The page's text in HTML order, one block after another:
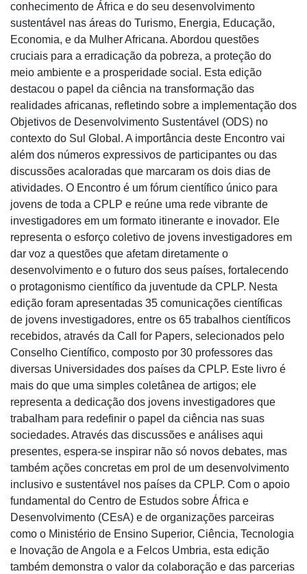
conhecimento de África e do seu desenvolvimento
sustentável nas áreas do Turismo, Energia, Educação,
Economia, e da Mulher Africana. Abordou questões
cruciais para a erradicação da pobreza, a proteção do
meio ambiente e a prosperidade social. Esta edição
destacou o papel da ciência na transformação das
realidades africanas, refletindo sobre a implementação dos
Objetivos de Desenvolvimento Sustentável (ODS) no
contexto do Sul Global. A importância deste Encontro vai
além dos números expressivos de participantes ou das
discussões acaloradas que marcaram os dois dias de
atividades. O Encontro é um fórum científico único para
jovens de toda a CPLP e reúne uma rede vibrante de
investigadores em um formato itinerante e inovador. Ele
representa o esforço coletivo de jovens investigadores em
dar voz a questões que afetam diretamente o
desenvolvimento e o futuro dos seus países, fortalecendo
o protagonismo científico da juventude da CPLP. Nesta
edição foram apresentadas 35 comunicações científicas
de jovens investigadores, entre os 65 trabalhos científicos
recebidos, através da Call for Papers, selecionados pelo
Conselho Científico, composto por 30 professores das
diversas Universidades dos países da CPLP. Este livro é
mais do que uma simples coletânea de artigos; ele
representa a dedicação dos jovens investigadores que
trabalham para redefinir o papel da ciência nas suas
sociedades. Através das discussões e análises aqui
presentes, espera-se inspirar não só novos debates, mas
também ações concretas em prol de um desenvolvimento
inclusivo e sustentável nos países da CPLP. Com o apoio
fundamental do Centro de Estudos sobre África e
Desenvolvimento (CEsA) e de organizações parceiras
como o Ministério de Ensino Superior, Ciência, Tecnologia
e Inovação de Angola e a Felcos Umbria, esta edição
também demonstra o valor da colaboração e das parcerias